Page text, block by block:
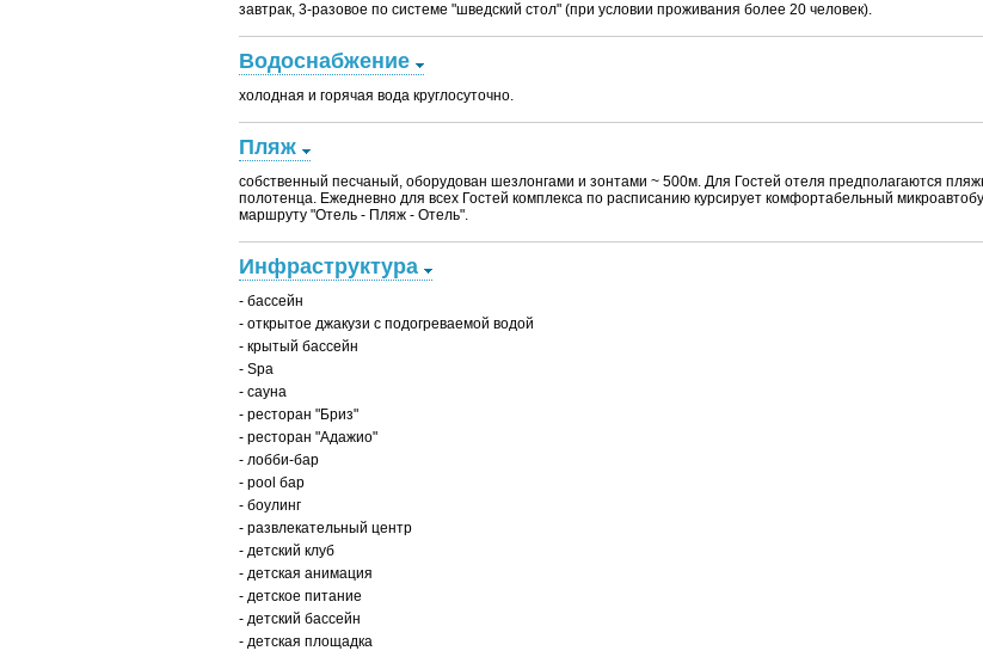
завтрак, 3-разовое по системе "шведский стол" (при условии проживания более 20 человек).
Водоснабжение
холодная и горячая вода круглосуточно.
Пляж
собственный песчаный, оборудован шезлонгами и зонтами ~ 500м. Для Гостей отеля предполагаются
полотенца. Ежедневно для всех Гостей комплекса по расписанию курсирует комфортабельный
маршруту "Отель - Пляж - Отель".
Инфраструктура
- бассейн
- открытое джакузи с подогреваемой водой
- крытый бассейн
- Spa
- сауна
- ресторан "Бриз"
- ресторан "Адажио"
- лобби-бар
- pool бар
- боулинг
- развлекательный центр
- детский клуб
- детская анимация
- детское питание
- детский бассейн
- детская площадка